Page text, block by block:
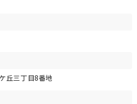
丘三丁目8番地